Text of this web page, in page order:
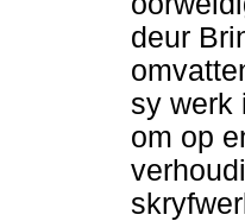
deur
sy werk
om op